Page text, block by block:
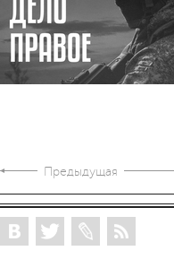
Предыдущая